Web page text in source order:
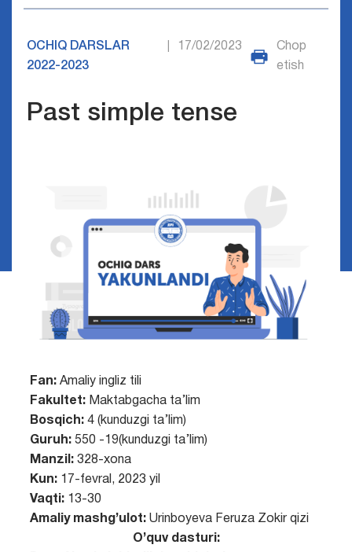
OCHIQ DARSLAR
2022-2023
17/02/2023
Chop
etish
Past simple tense
Fan: Amaliy ingliz tili
Fakultet:Maktabgacha ta’lim
Bosqich:4 (kunduzgi ta’lim)
Guruh:550 -19(kunduzgi ta’lim)
Manzil:328-xona
Kun: 17-fevral, 2023 yil
Vaqti:13-30
Amaliy mashg’ulot:Urinboyeva Feruza Zokir qizi
O’quv dasturi: